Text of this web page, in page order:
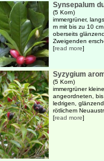
Synsepalum
(5 Korn)
immergrüner,
m mit bis zu 10
oberseits
Zweigenden
[read more]
Syzygium
(5 Korn)
immergrüner
angeordneten,
ledrigen,
rötlichem
[read more]